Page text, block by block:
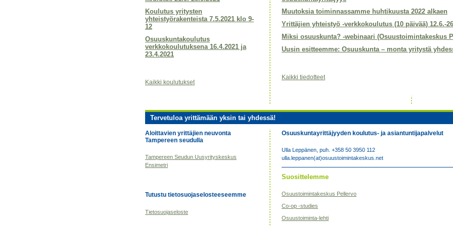
Koulutus yritysten
yhteistyörakenteista 7.5.2021 klo 9-
12
Osuuskuntakoulutus
verkkokoulutuksena 16.4.2021 ja
23.4.2021
Kaikki koulutukset
Muutoksia toiminnassamme huhtikuusta 2022 alkaen
Yrittäjien yhteistyö -verkkokoulutus (10 päivää) 12.6.-
Miksi osuuskunta? -webinaari (Osuustoimintakeskus
Uusin esitteemme: Osuuskunta – monta yritystä
Kaikki tiedotteet
Tervetuloa yrittämään yksin tai yhdessä!
Aloittavien yrittäjien neuvonta
Tampereen seudulla
Tampereen Seudun Uusyrityskeskus
Ensimetri
Tutustu tietosuojaselosteeseemme
Tietosuojaseloste
Osuuskuntayrittäjyyden koulutus- ja asiantuntijapalvelut
Ulla Leppänen, puh. +358 50 3950 112
ulla.leppanen(at)osuustoimintakeskus.net
Suosittelemme
Osuustoimintakeskus Pellervo
Co-op -studies
Osuustoiminta-lehti